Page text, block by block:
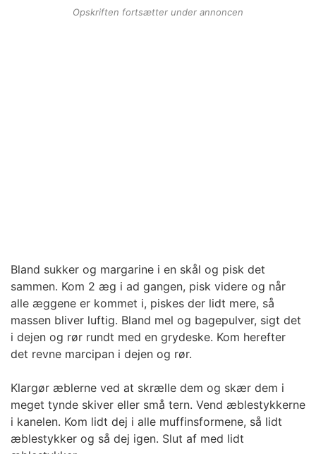
Opskriften fortsætter under annoncen
Bland sukker og margarine i en skål og pisk det
sammen. Kom 2 æg i ad gangen, pisk videre og når
alle æggene er kommet i, piskes der lidt mere, så
massen bliver luftig. Bland mel og bagepulver, sigt det
i dejen og rør rundt med en grydeske. Kom herefter
det revne marcipan i dejen og rør.
Klargør æblerne ved at skrælle dem og skær dem i
meget tynde skiver eller små tern. Vend æblestykkerne
i kanelen. Kom lidt dej i alle muffinsformene, så lidt
æblestykker og så dej igen. Slut af med lidt